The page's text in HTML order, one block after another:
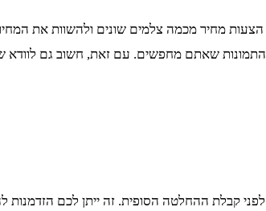
מחיר מכמה צלמים שונים ולהשוות את
התמונות שאתם מחפשים. עם זאת, חשוב גם
קבלת ההחלטה הסופית. זה ייתן לכם